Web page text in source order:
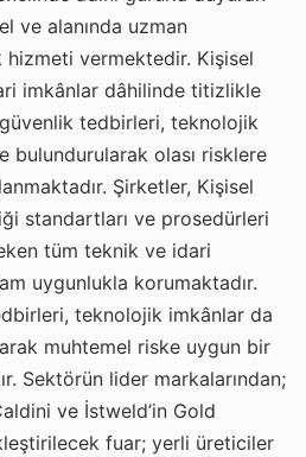
ve alanında uzman
hizmeti vermektedir. Kişisel
imkânlar dâhilinde titizlikle
tedbirleri, teknolojik
bulundurularak olası risklere
Şirketler, Kişisel
standartları ve prosedürleri
tüm teknik ve idari
uygunlukla korumaktadır.
teknolojik imkânlar da
muhtemel riske uygun bir
Sektörün lider markalarından;
ve İstweld’in Gold
fuar; yerli üreticiler